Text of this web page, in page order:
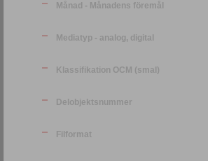
Månad - Månadens föremål
Mediatyp - analog, digital
Klassifikation OCM (smal)
Delobjektsnummer
Filformat